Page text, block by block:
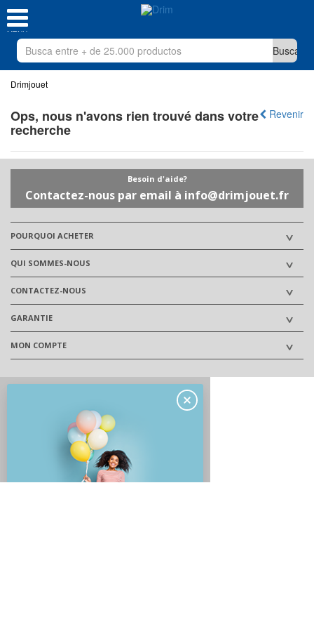
MENU
Drimjouet
Revenir
Ops, nous n'avons rien trouvé dans votre
recherche
Besoin d'aide?
Contactez-nous par email à info@drimjouet.fr
POURQUOI ACHETER
QUI SOMMES-NOUS
CONTACTEZ-NOUS
GARANTIE
MON COMPTE